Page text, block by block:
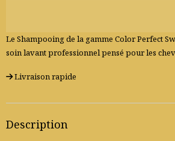
Le Shampooing de la gamme Color Perfect
soin lavant professionnel pensé pour les
Livraison rapide
Description